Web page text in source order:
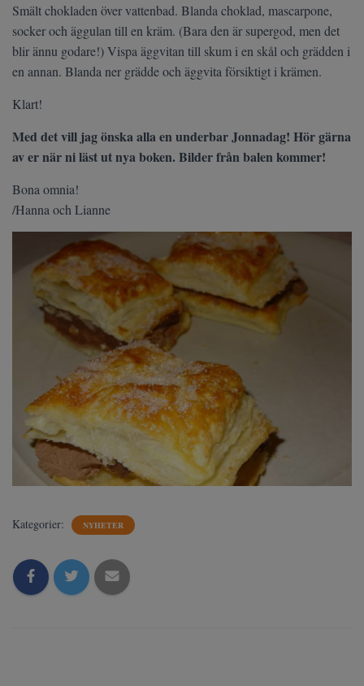
Smält chokladen över vattenbad. Blanda choklad, mascarpone,
socker och äggulan till en kräm. (Bara den är supergod, men det
blir ännu godare!) Vispa äggvitan till skum i en skål och grädden i
en annan. Blanda ner grädde och äggvita försiktigt i krämen.
Klart!
Med det vill jag önska alla en underbar Jonnadag! Hör gärna
av er när ni läst ut nya boken. Bilder från balen kommer!
Bona omnia!
/Hanna och Lianne
Kategorier: NYHETER